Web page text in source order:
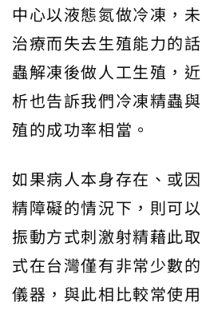
中心以液態氮做冷凍，
治療而失去生殖能力的
蟲解凍後做人工生殖，
析也告訴我們冷凍精蟲
殖的成功率相當。
如果病人本身存在、或
精障礙的情況下，則可
振動方式刺激射精藉此
式在台灣僅有非常少數
儀器，與此相比較常使